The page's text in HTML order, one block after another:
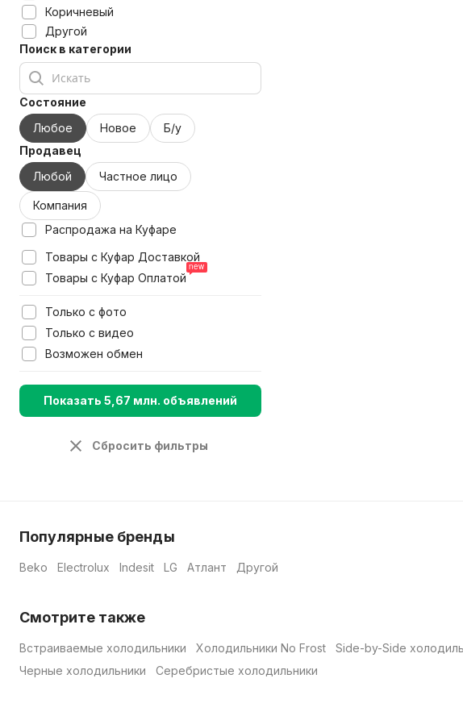
Коричневый
Другой
Поиск в категории
Состояние
Любое
Новое
Б/у
Продавец
Любой
Частное лицо
Компания
Распродажа на Куфаре
Товары с Куфар Доставкой
Товары с Куфар Оплатой
Только с фото
Только с видео
Возможен обмен
Показать 5,67 млн. объявлений
Сбросить фильтры
Популярные бренды
Beko Electrolux Indesit LG Атлант Другой
Смотрите также
Встраиваемые холодильники Холодильники No Frost Side-by-Side
Черные холодильники
Серебристые холодильники